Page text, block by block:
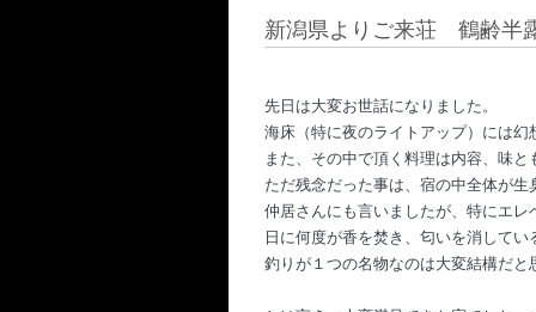
新潟県よりご来荘 鶴齢半
先日は大変お世話になりました。
海床（特に夜のライトアップ）には幻
また、その中で頂く料理は内容、味
ただ残念だった事は、宿の中全体が生
仲居さんにも言いましたが、特にエレ
日に何度が香を焚き、匂いを消して
釣りが１つの名物なのは大変結構だ